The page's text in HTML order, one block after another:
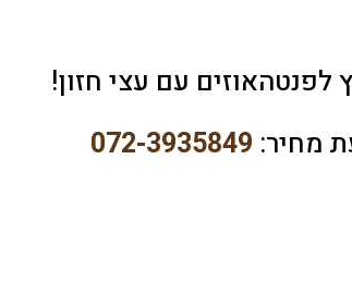
לפנטהאוזים עם עצי חזון!
מחיר: 072-3935849